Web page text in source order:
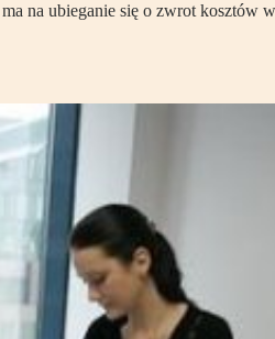
na ubieganie się o zwrot kosztów